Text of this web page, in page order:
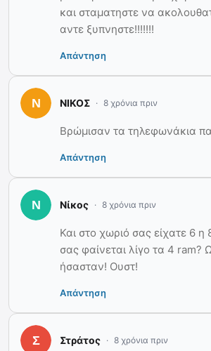
και σταματηστε να
αντε ξυπνηστε!!!!!!!
Απάντηση
ΝΙΚΟΣ 8 χρόνια πριν
Βρώμισαν τα τηλεφωνάκια
Απάντηση
Νίκος 8 χρόνια πριν
Και στο χωριό σας είχατε 6 η
σας φαίνεται λίγο τα 4 ram?
ήσασταν! Ουστ!
Απάντηση
Στράτος 8 χρόνια πριν